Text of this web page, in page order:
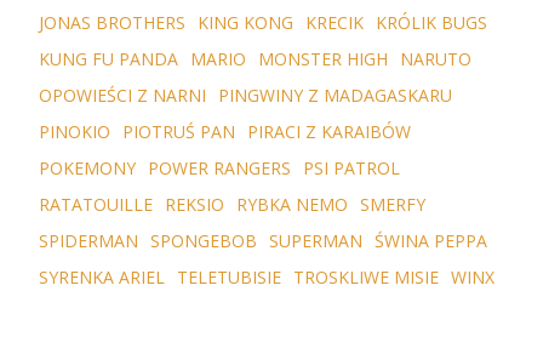
JONAS BROTHERS
KING KONG KRECIK KRÓLIK BUGS
KUNG FU PANDA MARIO MONSTER HIGH
NARUTO
OPOWIEŚCI Z NARNI
PINGWINY Z MADAGASKARU
PINOKIO
PIOTRUŚ PAN
PIRACI Z KARAIBÓW
POKEMONY POWER RANGERS
PSI PATROL
RATATOUILLE REKSIO RYBKA NEMO SMERFY
SPIDERMAN SPONGEBOB SUPERMAN ŚWINA PEPPA
SYRENKA ARIEL TELETUBISIE TROSKLIWE MISIE WINX